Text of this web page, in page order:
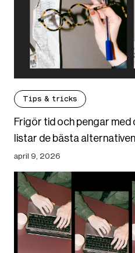
Tips & tricks
Frigör tid och pengar
listar de bästa alternativen
april 9, 2026